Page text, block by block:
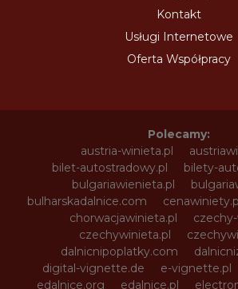
Kontakt
Usługi Internetowe
Oferta Współpracy
Polecamy:
austria-winieta.pl
bilet-autostradowy.pl
bilety-
bulgariawienieta.pl
bulharskadalnice.com
chorwacjawinieta.pl
czechywinieta.pl
dalnicnipoplatky.com
digital-vignette.de
e-vignette.pl
edalnice.org
edalnice.pl